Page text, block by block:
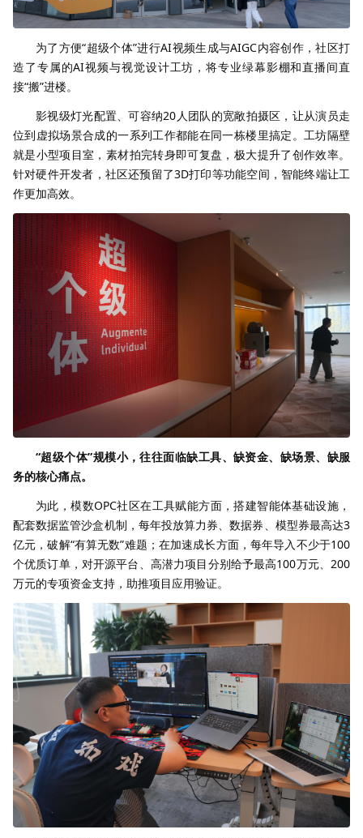
为了方便“超级个体”进行AI视频生成与AIGC内容创作，社区打
造了专属的AI视频与视觉设计工坊，将专业绿幕影棚和直播间直
接“搬”进楼。
影视级灯光配置、可容纳20人团队的宽敞拍摄区，让从演员走
位到虚拟场景合成的一系列工作都能在同一栋楼里搞定。工坊隔壁
就是小型项目室，素材拍完转身即可复盘，极大提升了创作效率。
针对硬件开发者，社区还预留了3D打印等功能空间，智能终端让工
作更加高效。
“超级个体”规模小，往往面临缺工具、缺资金、缺场景、缺服
务的核心痛点。
为此，模数OPC社区在工具赋能方面，搭建智能体基础设施，
配套数据监管沙盒机制，每年投放算力券、数据券、模型券最高达3
亿元，破解“有算无数”难题；在加速成长方面，每年导入不少于100
个优质订单，对开源平台、高潜力项目分别给予最高100万元、200
万元的专项资金支持，助推项目应用验证。